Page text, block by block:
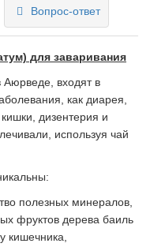
Вопрос-ответ
для заваривания
Аюрведе, входят в
как диарея,
дизентерия и
используя чай
полезных минералов,
фруктов дерева баиль
кишечника,